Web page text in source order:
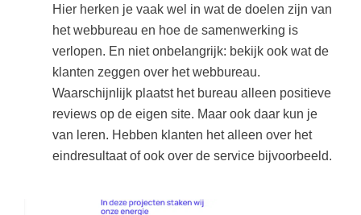
Hier herken je vaak wel in wat de doelen zijn van
het webbureau en hoe de samenwerking is
verlopen. En niet onbelangrijk: bekijk ook wat de
klanten zeggen over het webbureau.
Waarschijnlijk plaatst het bureau alleen positieve
reviews op de eigen site. Maar ook daar kun je
van leren. Hebben klanten het alleen over het
eindresultaat of ook over de service bijvoorbeeld.